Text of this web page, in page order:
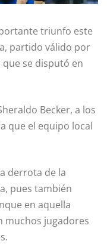
triunfo este
partido válido por
que se disputó en
Becker, a los
que el equipo local
derrota de la
pues también
en aquella
muchos jugadores